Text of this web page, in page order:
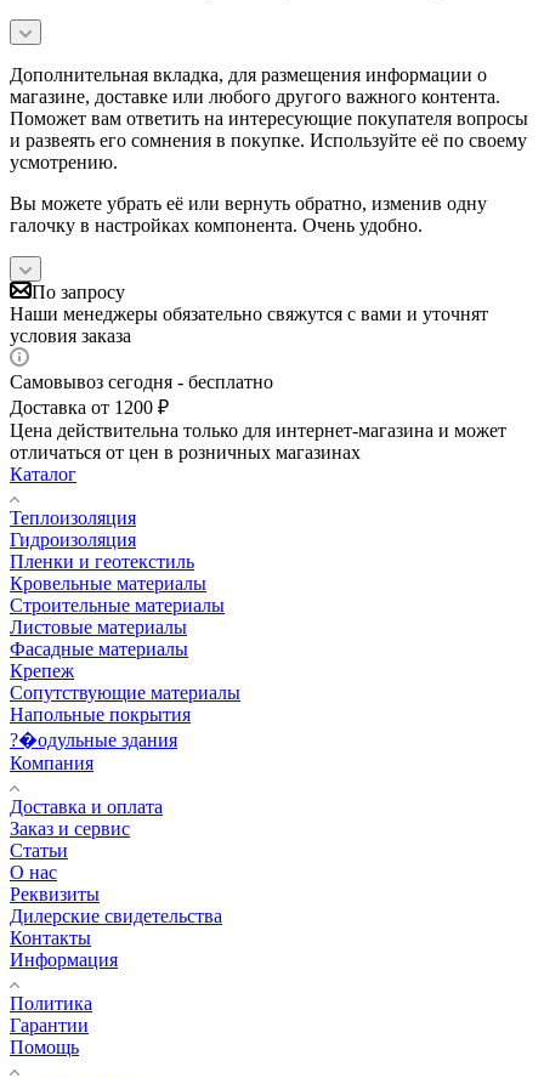
Дополнительная вкладка, для размещения информации о
магазине, доставке или любого другого важного контента.
Поможет вам ответить на интересующие покупателя вопросы
и развеять его сомнения в покупке. Используйте её по своему
усмотрению.
Вы можете убрать её или вернуть обратно, изменив одну
галочку в настройках компонента. Очень удобно.
По запросу
Наши менеджеры обязательно свяжутся с вами и уточнят
условия заказа
Самовывоз сегодня - бесплатно
Доставка от 1200 ₽
Цена действительна только для интернет-магазина и может
отличаться от цен в розничных магазинах
Каталог
Теплоизоляция
Гидроизоляция
Пленки и геотекстиль
Кровельные материалы
Строительные материалы
Листовые материалы
Фасадные материалы
Крепеж
Сопутствующие материалы
Напольные покрытия
?�одульные здания
Компания
Доставка и оплата
Заказ и сервис
Статьи
О нас
Реквизиты
Дилерские свидетельства
Контакты
Информация
Политика
Гарантии
Помощь